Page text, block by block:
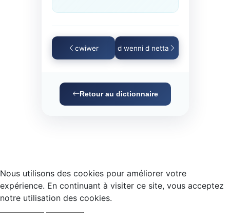
cwiwer d wenni d netta
Retour au dictionnaire
Nous utilisons des cookies pour améliorer votre
expérience. En continuant à visiter ce site, vous acceptez
notre utilisation des cookies.